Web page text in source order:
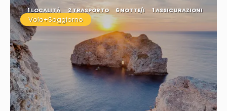
1 LOCALITÀ 2 TRASPORTO 6 NOTTE/I 1 ASSICURAZIONI
Volo+Soggiorno